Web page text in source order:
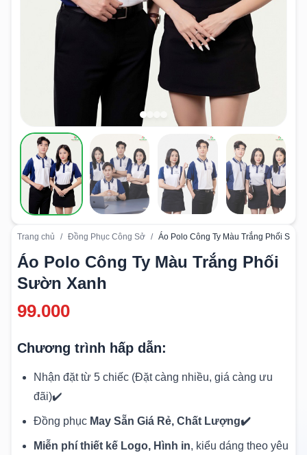
Trang chủ / Đồng Phục Công Sở / Áo Polo Công Ty Màu Trắng Phối
Áo Polo Công Ty Màu Trắng Phối
Sườn Xanh
99.000
Chương trình hấp dẫn:
Nhận đặt từ 5 chiếc (Đặt càng nhiều, giá càng ưu
đãi)✔️
Đồng phục May Sẵn Giá Rẻ, Chất Lượng✔️
Miễn phí thiết kế Logo, Hình in, kiểu dáng theo yêu